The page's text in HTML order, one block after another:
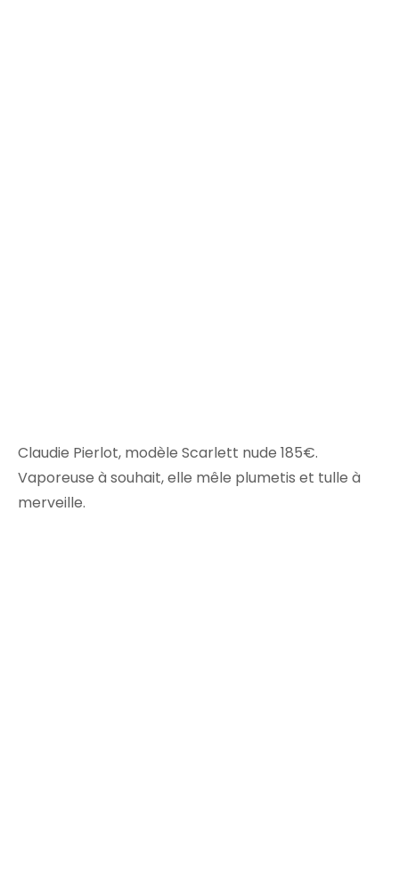
Claudie Pierlot, modèle Scarlett nude 185€.
Vaporeuse à souhait, elle mêle plumetis et tulle à
merveille.